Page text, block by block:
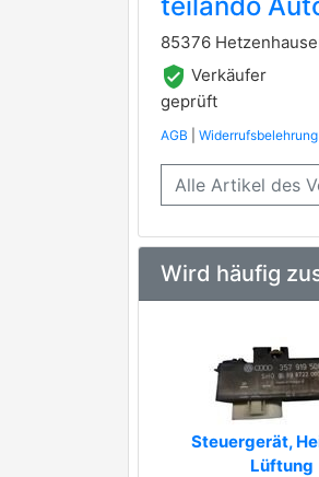
85376
verified_user Verkäufer
geprüft
AGB Widerrufsbelehrung
Alle Artikel des
Wird häufig
Steuergerät,
Lüftung